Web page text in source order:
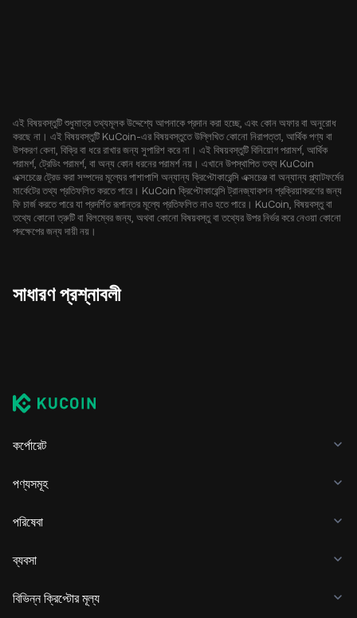
এই বিষয়বস্তুটি শুধুমাত্র তথ্যমূলক উদ্দেশ্যে আপনাকে প্রদান করা হচ্ছে, এবং কোন অফার বা অনুরোধ
করছে না। এই বিষয়বস্তুটি KuCoin-এর বিষয়বস্তুতে উল্লিখিত কোনো নিরাপত্তা, আর্থিক পণ্য বা
উপকরণ কেনা, বিক্রি বা ধরে রাখার জন্য সুপারিশ করে না। এই বিষয়বস্তুটি বিনিয়োগ পরামর্শ, আর্থিক
পরামর্শ, ট্রেডিং পরামর্শ, বা অন্য কোন ধরনের পরামর্শ নয়। এখানে উপস্থাপিত তথ্য KuCoin
এক্সচেঞ্জে ট্রেড করা সম্পদের মূল্যের পাশাপাশি অন্যান্য ক্রিপ্টোকারেন্সি এক্সচেঞ্জ বা অন্যান্য প্ল্যাটফর্মের
মার্কেটের তথ্য প্রতিফলিত করতে পারে। KuCoin ক্রিপ্টোকারেন্সি ট্রানজ্যাকশন প্রক্রিয়াকরণের জন্য
ফি চার্জ করতে পারে যা প্রদর্শিত রূপান্তর মূল্যে প্রতিফলিত নাও হতে পারে। KuCoin, বিষয়বস্তু বা
তথ্যে কোনো ত্রুটি বা বিলম্বের জন্য, অথবা কোনো বিষয়বস্তু বা তথ্যের উপর নির্ভর করে নেওয়া কোনো
পদক্ষেপের জন্য দায়ী নয়।
সাধারণ প্রশ্নাবলী
কর্পোরেট
পণ্যসমূহ
পরিষেবা
ব্যবসা
বিভিন্ন ক্রিপ্টোর মূল্য